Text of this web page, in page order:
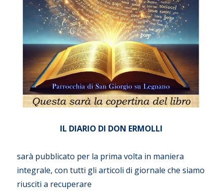
IL DIARIO DI DON ERMOLLI
sarà pubblicato per la prima volta in maniera
integrale, con tutti gli articoli di giornale che siamo
riusciti a recuperare